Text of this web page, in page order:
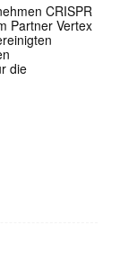
CRISPR
Partner Vertex
die